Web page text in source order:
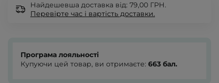
Найдешевша доставка від: 79,00 ГРН.
Перевірте час і вартість доставки.
Програма лояльності
Купуючи цей товар, ви отримаєте: 663 бал.